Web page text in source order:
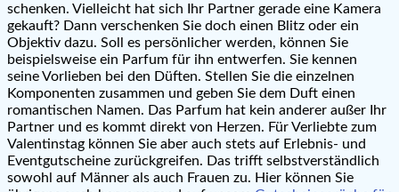
schenken. Vielleicht hat sich Ihr Partner gerade eine Kamera
gekauft? Dann verschenken Sie doch einen Blitz oder ein
Objektiv dazu. Soll es persönlicher werden, können Sie
beispielsweise ein Parfum für ihn entwerfen. Sie kennen
seine Vorlieben bei den Düften. Stellen Sie die einzelnen
Komponenten zusammen und geben Sie dem Duft einen
romantischen Namen. Das Parfum hat kein anderer außer Ihr
Partner und es kommt direkt von Herzen. Für Verliebte zum
Valentinstag können Sie aber auch stets auf Erlebnis- und
Eventgutscheine zurückgreifen. Das trifft selbstverständlich
sowohl auf Männer als auch Frauen zu. Hier können Sie